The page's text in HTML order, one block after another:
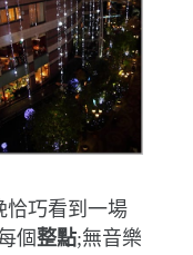
恰巧看到一場
個整點;無音樂